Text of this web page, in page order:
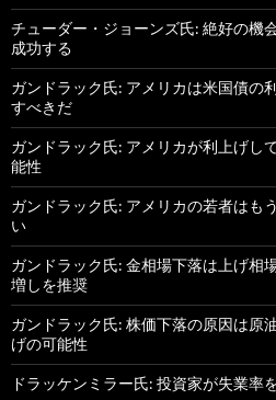
チューダー・ジョーンズ氏: 絶好の機
成功する
ガンドラック氏: アメリカは米国債の
すべきだ
ガンドラック氏: アメリカが利上げし
能性
ガンドラック氏: アメリカの若者はも
い
ガンドラック氏: 金相場下落は上げ相
増しを推奨
ガンドラック氏: 株価下落の原因は原
げの可能性
ドラッケンミラー氏: 投資家が失業率